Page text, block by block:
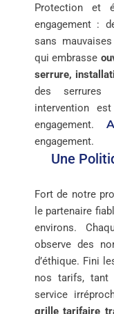
Protection et
engagement :
sans
qui embrasse
serrure,
des serrures
intervention
engagement.
engagement.
Une
Fort de notre
le partenaire
environs.
observe des
d’éthique. Fini
nos tarifs, tant
service
grille tarifaire